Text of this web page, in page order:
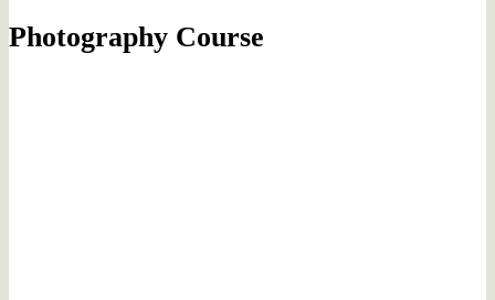
Photography Course